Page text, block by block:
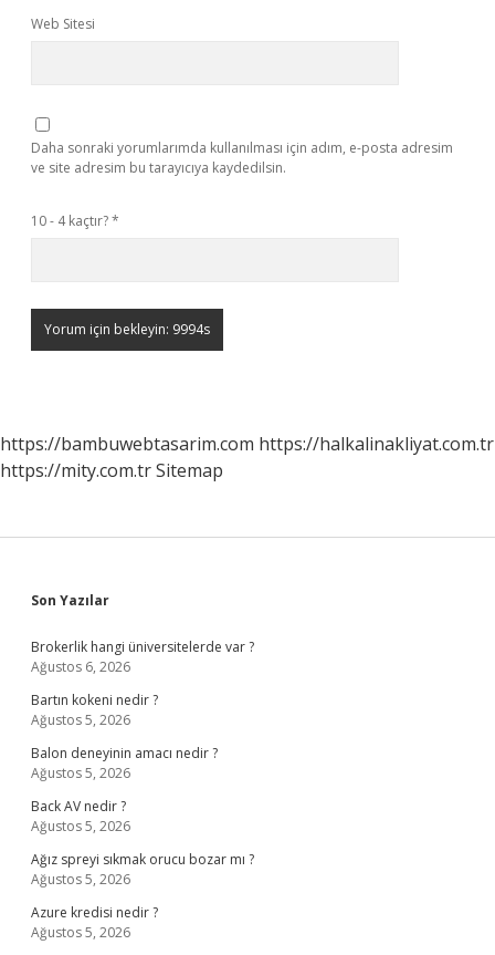
Web Sitesi
Daha sonraki yorumlarımda kullanılması için adım, e-posta adresim
ve site adresim bu tarayıcıya kaydedilsin.
10 - 4 kaçtır?*
https://bambuwebtasarim.com https://halkalinakliyat.com.tr
https://mity.com.trSitemap
Sidebar
Son Yazılar
Brokerlik hangi üniversitelerde var ?
Ağustos 6, 2026
Bartın kokeni nedir ?
Ağustos 5, 2026
Balon deneyinin amacı nedir ?
Ağustos 5, 2026
Back AV nedir ?
Ağustos 5, 2026
Ağız spreyi sıkmak orucu bozar mı ?
Ağustos 5, 2026
Azure kredisi nedir ?
Ağustos 5, 2026